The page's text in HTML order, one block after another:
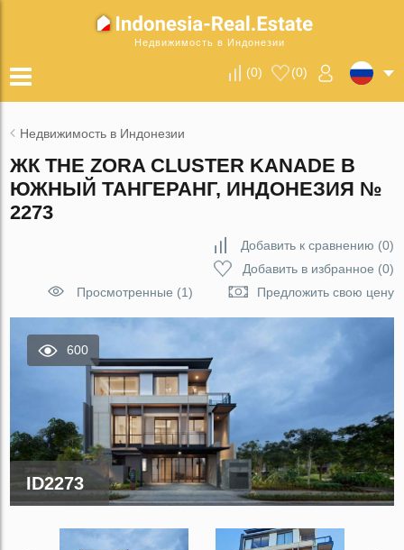
Недвижимость в Индонезии
(0) (0)
Недвижимость в Индонезии
ЖК THE ZORA CLUSTER KANADE В
ЮЖНЫЙ ТАНГЕРАНГ, ИНДОНЕЗИЯ №
2273
Добавить к сравнению (0)
Добавить в избранное (0)
Просмотренные (1)
Предложить свою цену
600
ID2273